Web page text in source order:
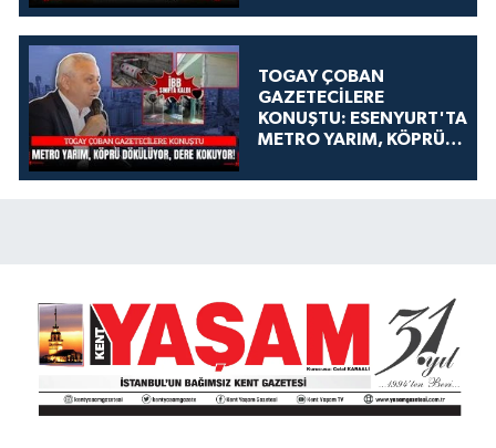
TOGAY ÇOBAN
GAZETECİLERE
KONUŞTU: ESENYURT'TA
METRO YARIM, KÖPRÜ
KOKUYOR!